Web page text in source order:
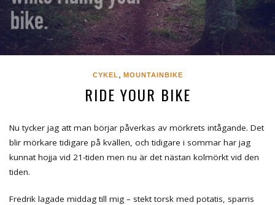
CYKEL MOUNTAINBIKE
RIDE YOUR BIKE
Nu tycker jag att man börjar påverkas av mörkrets intågande. Det
blir mörkare tidigare på kvällen, och tidigare i sommar har jag
kunnat hojja vid 21-tiden men nu är det nästan kolmörkt vid den
tiden.
Fredrik lagade middag till mig – stekt torsk med potatis, sparris